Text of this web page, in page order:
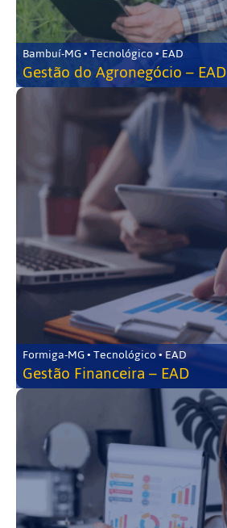
Bambuí-MG • Tecnológico • EAD
Gestão do Agronegócio – EAD
Formiga-MG • Tecnológico • EAD
Gestão Financeira – EAD